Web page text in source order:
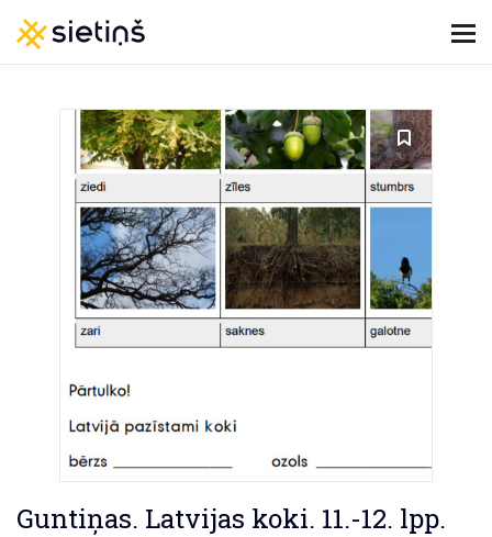
Guntiņas. Latvijas koki. 11.-12. lpp.